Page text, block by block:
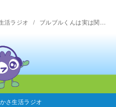
活ラジオ ブルブルくんは実は関西弁だった？！【第95回放送内容】
さ生活ラジオ